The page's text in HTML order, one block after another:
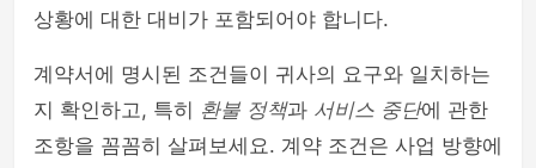
상황에 대한 대비가 포함되어야 합니다.
계약서에 명시된 조건들이 귀사의 요구와 일치하는
지 확인하고, 특히 환불 정책과 서비스 중단에 관한
조항을 꼼꼼히 살펴보세요. 계약 조건은 사업 방향에